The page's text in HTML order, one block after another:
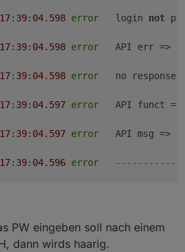
des Passworts.
nur die Verbindung zu Host und
17: 39: 04.598 error
	login
not
17: 39: 04.598 error
17: 39: 04.598 error
no response
17: 39: 04.597 error
17: 39: 04.597 error
	API msg =>
17: 39: 04.596 error
PW eingeben soll nach einem
dann wirds haarig.